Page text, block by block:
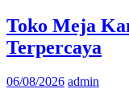
Toko Meja
Terpercaya
06/08/2026 admin